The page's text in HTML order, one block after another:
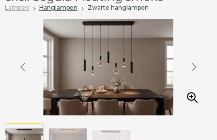
Lampen Hanglampen Zwarte hanglampen